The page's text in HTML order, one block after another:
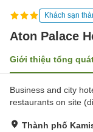
Khách sạn
Aton Palace
Giới thiệu tổng
Business and city
restaurants on site
Thành phố